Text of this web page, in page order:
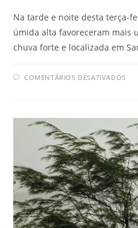
Na tarde e noite desta terça-
úmida alta favoreceram mais
chuva forte e localizada em
COMENTÁRIOS DESATIVADOS